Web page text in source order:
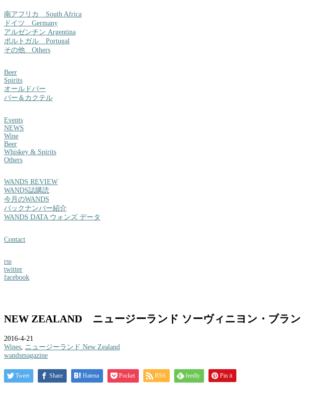
南アフリカ South Africa
ドイツ Germany
アルゼンチン Argentina
ポルトガル Portugal
その他 Others
Beer
Spirits
オールドパー
バー＆カクテル
Events
NEWS
Wine
Beer
Whiskey & Spirits
Others
WANDS REVIEW
WANDS誌購読
今月のWANDS
バックナンバー紹介
WANDS DATA ウォンズ データ
Contact
rss
twitter
facebook
NEW ZEALAND ニュージーランド ソーヴィニヨン・ブラン
2016-4-21
Wines
ニュージーランド New Zealand
wandsmagazine
Tweet Share Hatena Pocket RSS feedly Pin it